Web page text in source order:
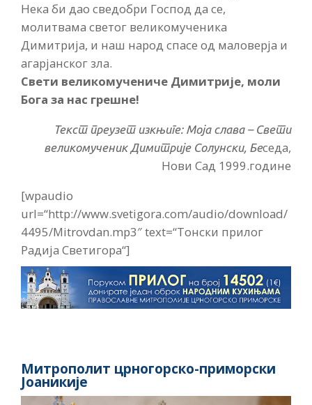
Нека би дао сведобри Господ да се,
молитвама светог великомученика
Димитрија, и наш народ спасе од маловерја и
агарјанског зла.
Свети великомучениче Димитрије, моли
Бога за нас грешне!
Текст преузет изкњиге: Моја слава – Свети
великомученик Димитрије Солунски, Беседа,
Нови Сад 1999.године
[wpaudio
url=“http://www.svetigora.com/audio/download/
4495/Mitrovdan.mp3″ text=“Тонски прилог
Радија Светигора“]
Митрополит црногорско-приморски
Јоаникије